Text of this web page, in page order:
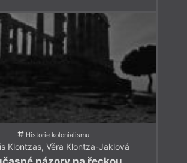
Historie kolonialismu
Klontzas, Věra Klontza-Jaklová